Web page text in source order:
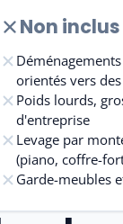
Non inclus
orientés vers
Poids lourds,
d'entreprise
Levage par
(piano, coffre-
Garde-meubles